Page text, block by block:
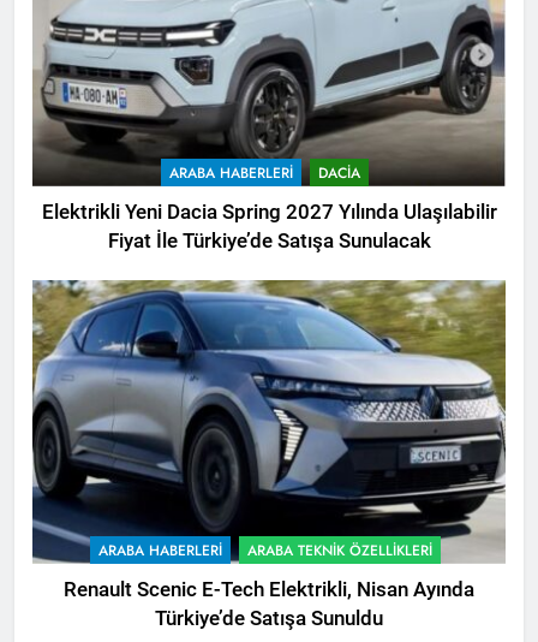
ARABA HABERLERI DACIA
Elektrikli Yeni Dacia Spring 2027 Yılında Ulaşılabilir
Fiyat İle Türkiye’de Satışa Sunulacak
ARABA HABERLERI ARABA TEKNIK ÖZELLIKLERI
Renault Scenic E-Tech Elektrikli, Nisan Ayında
Türkiye’de Satışa Sunuldu